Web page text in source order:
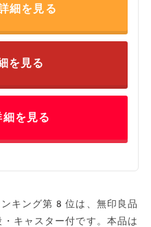
細を見る
を見る
を見る
キング第8位は、無印良品
キャスター付です。本品は